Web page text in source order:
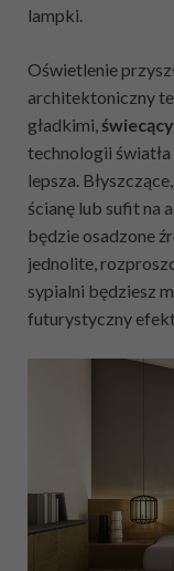
lampki.
Oświetlenie
architektoniczny
gładkimi,
technologii
lepsza.
ścianę lub sufit na
będzie osadzone
jednolite,
sypialni będziesz
futurystyczny